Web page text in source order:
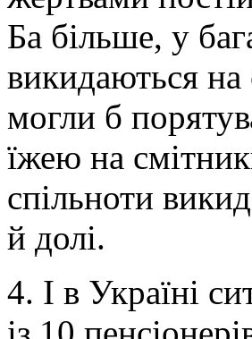
Ба більше, у
викидаються на
могли б
їжею на
спільноти
й долі.
4. І в Україні